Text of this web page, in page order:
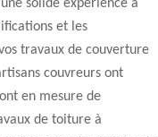
solide expérience à
et les
travaux de couverture
couvreurs ont
en mesure de
de toiture à